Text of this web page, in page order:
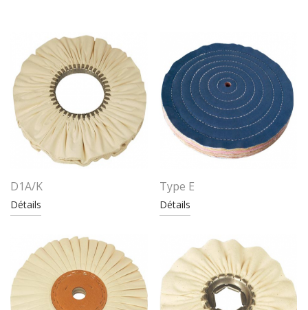
D1A/K
Détails
Type E
Détails